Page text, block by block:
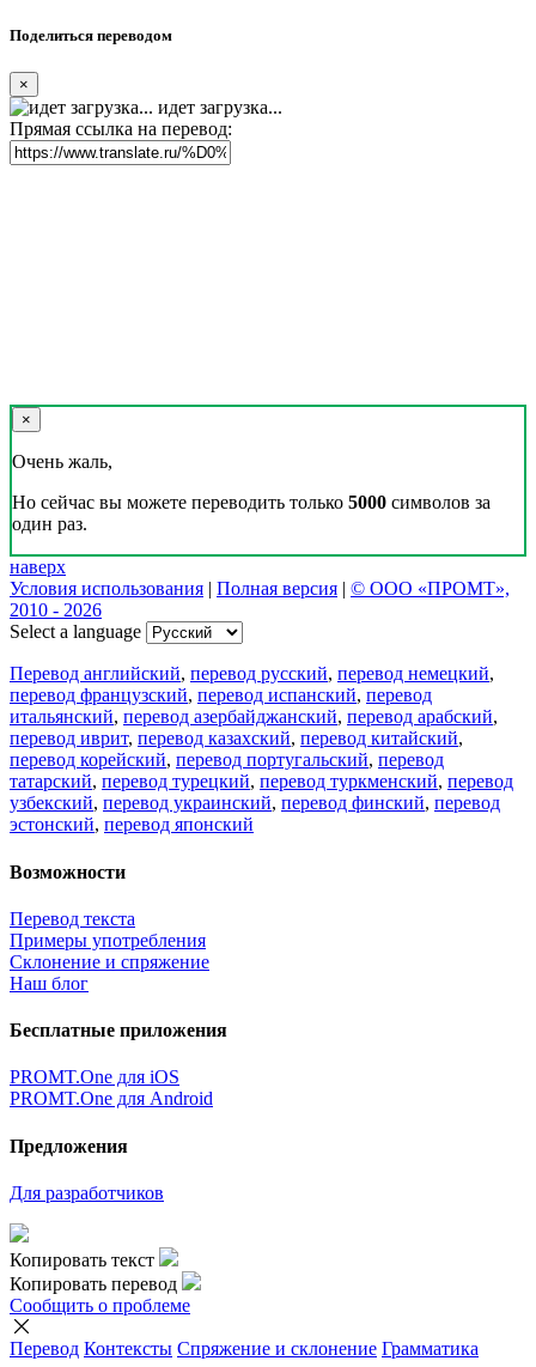
Поделиться переводом
×
идет загрузка...
Прямая ссылка на перевод:
×
Очень жаль,
Но сейчас вы можете переводить только 5000 символов за
один раз.
наверх
Условия использования | Полная версия | © ООО «ПРОМТ»,
2010 - 2026
Select a language
Перевод английский, перевод русский, перевод немецкий,
перевод французский, перевод испанский, перевод
итальянский, перевод азербайджанский, перевод арабский,
перевод иврит, перевод казахский, перевод китайский,
перевод корейский, перевод португальский, перевод
татарский, перевод турецкий, перевод туркменский, перевод
узбекский, перевод украинский, перевод финский, перевод
эстонский, перевод японский
Возможности
Перевод текста
Примеры употребления
Склонение и спряжение
Наш блог
Бесплатные приложения
PROMT.One для iOS
PROMT.One для Android
Предложения
Для разработчиков
Копировать текст
Копировать перевод
Сообщить о проблеме
Перевод Контексты Спряжение и склонение Грамматика